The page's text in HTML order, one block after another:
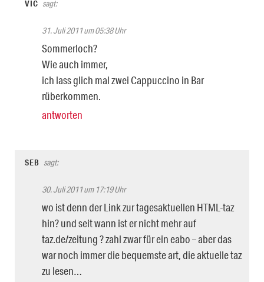
VIC sagt:
31. Juli 2011 um 05:38 Uhr
Sommerloch?
Wie auch immer,
ich lass glich mal zwei Cappuccino in Bar
rüberkommen.
antworten
SEB sagt:
30. Juli 2011 um 17:19 Uhr
wo ist denn der Link zur tagesaktuellen HTML-taz
hin? und seit wann ist er nicht mehr auf
taz.de/zeitung ? zahl zwar für ein eabo – aber das
war noch immer die bequemste art, die aktuelle taz
zu lesen…